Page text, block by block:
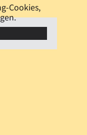
Cookies,